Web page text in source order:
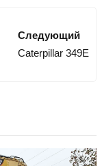
Следующий
Caterpillar 349E